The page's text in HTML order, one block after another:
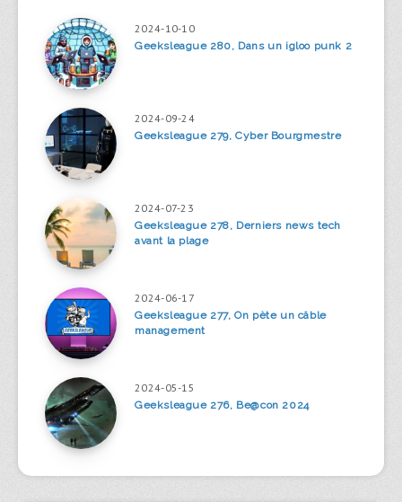
2024-10-10
Geeksleague 280, Dans un igloo punk 2
2024-09-24
Geeksleague 279, Cyber Bourgmestre
2024-07-23
Geeksleague 278, Derniers news tech
avant la plage
2024-06-17
Geeksleague 277, On pète un câble
management
2024-05-15
Geeksleague 276, Be@con 2024